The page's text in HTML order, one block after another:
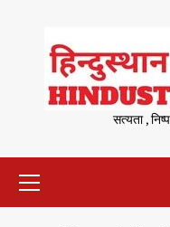
content
सत्यता ,
Menu